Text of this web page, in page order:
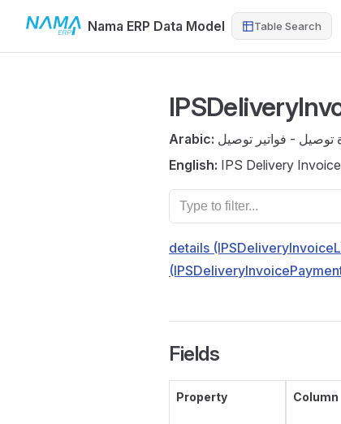
Skip to contentNama ERP Data Model Table Search
Arabic: توصيل - فواتير توصيل
English: IPS Delivery
details
Fields
Property Column